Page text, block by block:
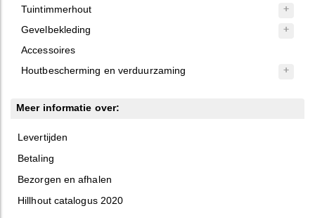
Tuintimmerhout
Gevelbekleding
Accessoires
Houtbescherming en verduurzaming
Meer informatie over:
Levertijden
Betaling
Bezorgen en afhalen
Hillhout catalogus 2020